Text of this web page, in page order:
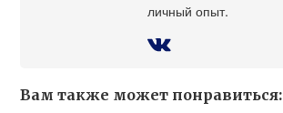
личный опыт.
Вам также может понравиться: